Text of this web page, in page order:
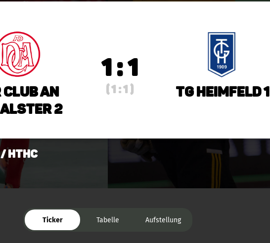
Club an
2
1 : 1
( 1 : 1 ) TG Heimfeld 1
HTHC
Ticker Tabelle Aufstellung